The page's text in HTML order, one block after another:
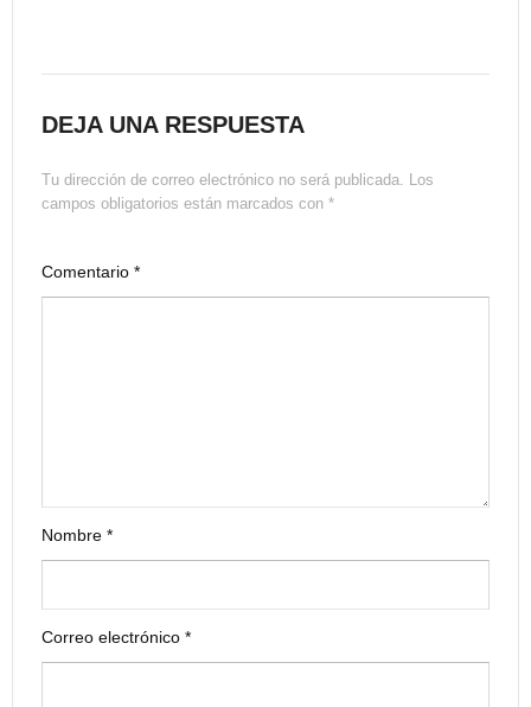
DEJA UNA RESPUESTA
Tu dirección de correo electrónico no será publicada. Los
campos obligatorios están marcados con *
Comentario *
Nombre *
Correo electrónico *